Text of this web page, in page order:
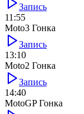
Запись
11:55
Moto3 Гонка
Запись
13:10
Moto2 Гонка
Запись
14:40
MotoGP Гонка